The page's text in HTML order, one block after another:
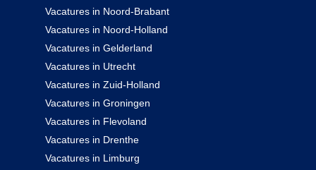
Vacatures in Noord-Brabant
Vacatures in Noord-Holland
Vacatures in Gelderland
Vacatures in Utrecht
Vacatures in Zuid-Holland
Vacatures in Groningen
Vacatures in Flevoland
Vacatures in Drenthe
Vacatures in Limburg